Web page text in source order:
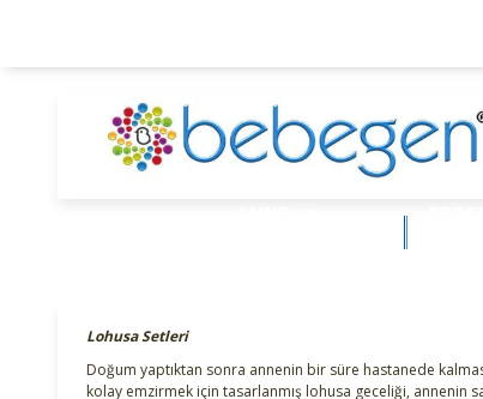
Lohusa Setleri
Doğum yaptıktan sonra annenin bir süre hastanede
kolay emzirmek için tasarlanmış lohusa geceliği, annenin